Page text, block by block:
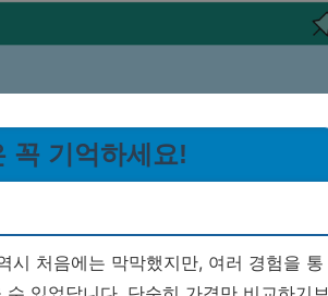
꼭 기억하세요!
시 처음에는 막막했지만, 여러 경험을 통